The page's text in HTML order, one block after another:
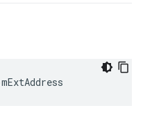
mExtAddress